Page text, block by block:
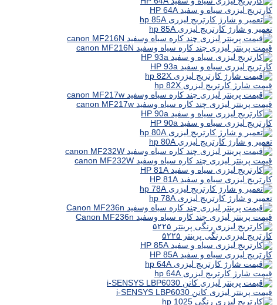
کارتریج لیزری سیاه و سفید HP 64A
تعمیر و شارژ کارتریج لیزری hp 85A
قیمت پرینتر لیزری چند کاره سیاه وسفید canon MF216N
کارتریج لیزری سیاه و سفید HP 93a
قیمت شارژ کارتریج لیزری hp 82X
قیمت پرینتر لیزری چند کاره سیاه وسفید canon MF217w
کارتریج لیزری سیاه و سفید HP 90a
تعمیر و شارژ کارتریج لیزری hp 80A
قیمت پرینتر لیزری چند کاره سیاه وسفید canon MF232W
کارتریج لیزری سیاه و سفید HP 81A
تعمیر و شارژ کارتریج لیزری hp 78A
قیمت پرینتر لیزری چند کاره سیاه وسفید Canon MF236n
کارتریج لیزری رنگی پرینتر ۵۲۲۵
کارتریج لیزری سیاه و سفید HP 85A
قیمت شارژ کارتریج لیزری hp 64A
قیمت پرینتر لیزری کانن i-SENSYS LBP6030